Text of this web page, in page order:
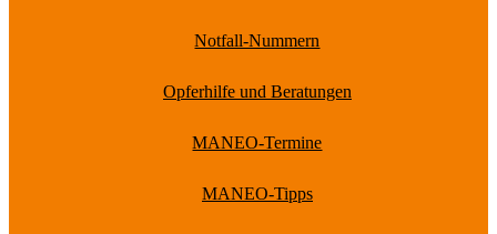
Notfall-Nummern
Opferhilfe und Beratungen
MANEO-Termine
MANEO-Tipps